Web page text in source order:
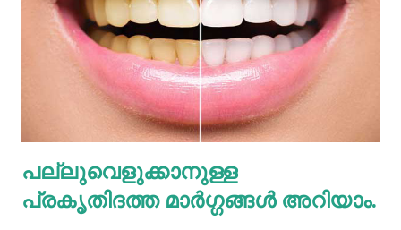
നിറുകയില്‍ എണ്ണ വയ്ക്കുക എന്നുമാണ്. തല മറന്ന് എണ്ണ
തേക്കരുത് എന്ന പഴമൊഴി ശിരസ്സിന്റെ
അമിതപ്രാധാന്യമാണു വ്യക്തമാക്കുന്നത്. നിറുക എന്നതു
നാഡീഞരമ്ബുകളുടെ പ്രഭവസ്ഥാനമാണ്. നിറുകയിലൂടെ
വെള്ളവും എണ്ണയും നാഡിവ്യൂഹത്തിലേക്ക് നേരിട്ടരിച്ചിറങ്ങും.
വെള്ളം നിറുകയില്‍ താഴുന്നതാണു നീര്‍ക്കെട്ടിനു
കാരണമാകുന്നത്. മുൻകാലങ്ങളില്‍ മഴക്കാലം
പനിക്കാലമായിരുന്നില്ല. കാരണം, പണ്...
പല്ലുവെളുക്കാനുള്ള
പ്രകൃതിദത്ത മാര്‍ഗ്ഗങ്ങള്‍ അറിയാം.